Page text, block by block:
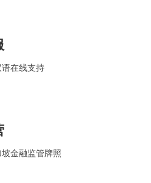
在线支持
金融监管牌照